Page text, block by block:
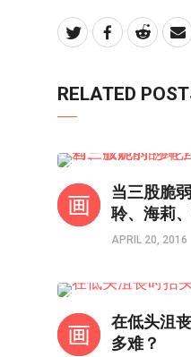
RELATED
当三股脆
聆、海莉
APRIL 20, 2016
在低头沮
多难？